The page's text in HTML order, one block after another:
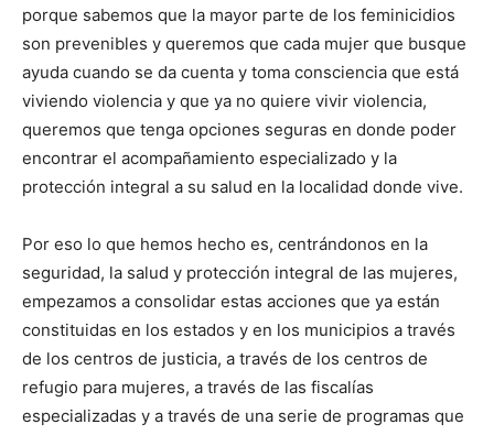
porque sabemos que la mayor parte de los feminicidios
son prevenibles y queremos que cada mujer que busque
ayuda cuando se da cuenta y toma consciencia que está
viviendo violencia y que ya no quiere vivir violencia,
queremos que tenga opciones seguras en donde poder
encontrar el acompañamiento especializado y la
protección integral a su salud en la localidad donde vive.
Por eso lo que hemos hecho es, centrándonos en la
seguridad, la salud y protección integral de las mujeres,
empezamos a consolidar estas acciones que ya están
constituidas en los estados y en los municipios a través
de los centros de justicia, a través de los centros de
refugio para mujeres, a través de las fiscalías
especializadas y a través de una serie de programas que